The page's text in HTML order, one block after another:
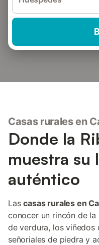
Casas rurales en
Donde la
muestra su
auténtico
Lascasas rurales en
conocer un rincón de
de verdura, los viñedos
señoriales de piedra y